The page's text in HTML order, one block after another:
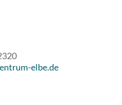
elbe.de